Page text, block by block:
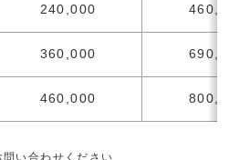
240,000
360,000
460,000
い合わせください